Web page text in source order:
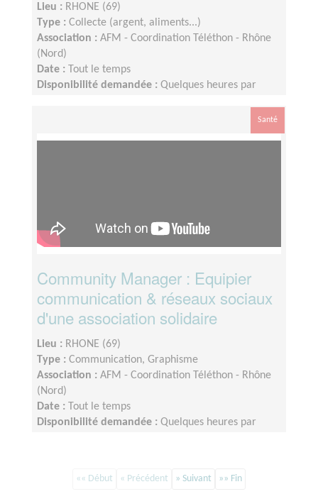
Lieu : RHONE (69)
Type : Collecte (argent, aliments...)
Association : AFM - Coordination Téléthon - Rhône
(Nord)
Date :
Tout le temps
Disponibilité demandée : Quelques heures par
Santé
Community Manager : Equipier
communication & réseaux sociaux
d'une association solidaire
Lieu : RHONE (69)
Type : Communication, Graphisme
Association : AFM - Coordination Téléthon - Rhône
(Nord)
Date :
Tout le temps
Disponibilité demandée : Quelques heures par
«« Début « Précédent » Suivant »» Fin